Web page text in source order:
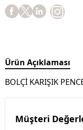
Ürün Açıklaması
BOLÇİ KARIŞIK
Müşteri